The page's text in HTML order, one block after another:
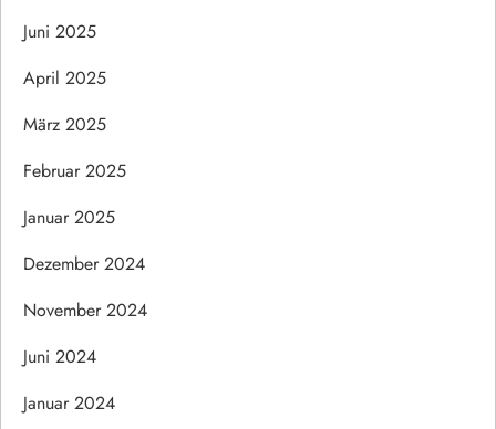
Juni 2025
April 2025
März 2025
Februar 2025
Januar 2025
Dezember 2024
November 2024
Juni 2024
Januar 2024